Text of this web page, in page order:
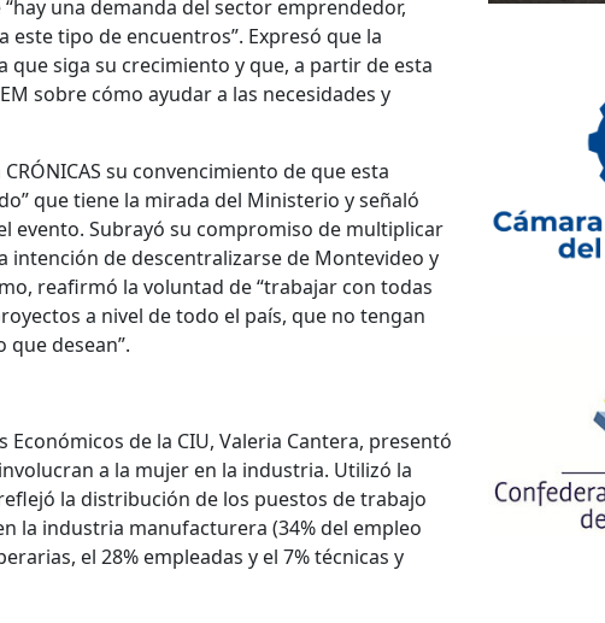
una demanda del sector emprendedor,
tipo de encuentros”. Expresó que la
siga su crecimiento y que, a partir de esta
sobre cómo ayudar a las necesidades y
su convencimiento de que esta
que tiene la mirada del Ministerio y señaló
evento. Subrayó su compromiso de multiplicar
de descentralizarse de Montevideo y
reafirmó la voluntad de “trabajar con todas
a nivel de todo el país, que no tengan
desean”.
de la CIU, Valeria Cantera, presentó
a la mujer en la industria. Utilizó la
la distribución de los puestos de trabajo
la industria manufacturera (34% del empleo
el 28% empleadas y el 7% técnicas y